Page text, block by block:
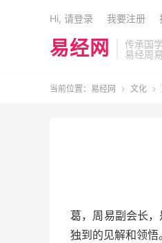
易经网
传承国学
易经周
Hi, 请登录 我要注册
当前位置： 易经网  文化 
葛，周易副会长
独到的见解和领悟。